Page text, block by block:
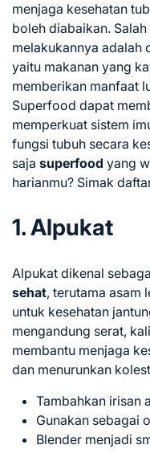
menjaga kesehatan
boleh diabaikan.
melakukannya adalah
yaitu makanan yang
memberikan manfaat
Superfood dapat
memperkuat sistem
fungsi tubuh secara
saja superfood yang
harianmu? Simak
1. Alpukat
Alpukat dikenal
sehat, terutama asam
untuk kesehatan
mengandung serat,
membantu menjaga
dan menurunkan
Tambahkan irisan
Gunakan sebagai
Blender menjadi